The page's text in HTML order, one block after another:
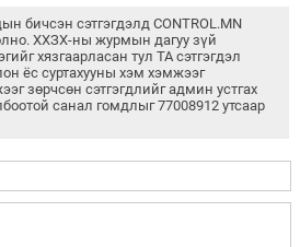
бичсэн сэтгэгдэлд CONTROL.MN
ХХЗХ-ны журмын дагуу зүй
хязгаарласан тул ТА сэтгэгдэл
ёс суртахууны хэм хэмжээг
зөрчсөн сэтгэгдлийг админ устгах
санал гомдлыг 77008912 утсаар